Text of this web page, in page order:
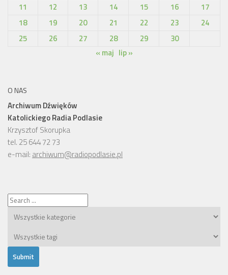
11
12 13 14 15 16
17
18
19 20 21 22 23
24
25
26 27 28 29
30
« maj lip »
O NAS
Archiwum Dźwięków
Katolickiego Radia Podlasie
Krzysztof Skorupka
tel. 25 644 72 73
e-mail: archiwum@radiopodlasie.pl